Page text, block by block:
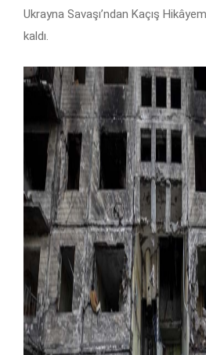
Ukrayna Savaşı’ndan Kaçış
kaldı.